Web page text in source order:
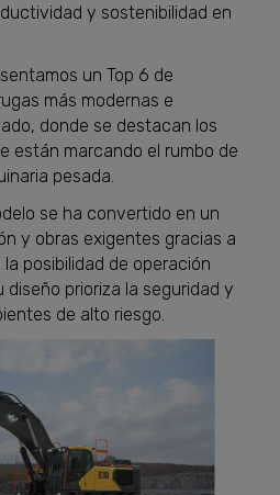
y sostenibilidad en
un Top 6 de
más modernas e
donde se destacan los
están marcando el rumbo de
pesada.
se ha convertido en un
y obras exigentes gracias a
posibilidad de operación
diseño prioriza la seguridad y
de alto riesgo.